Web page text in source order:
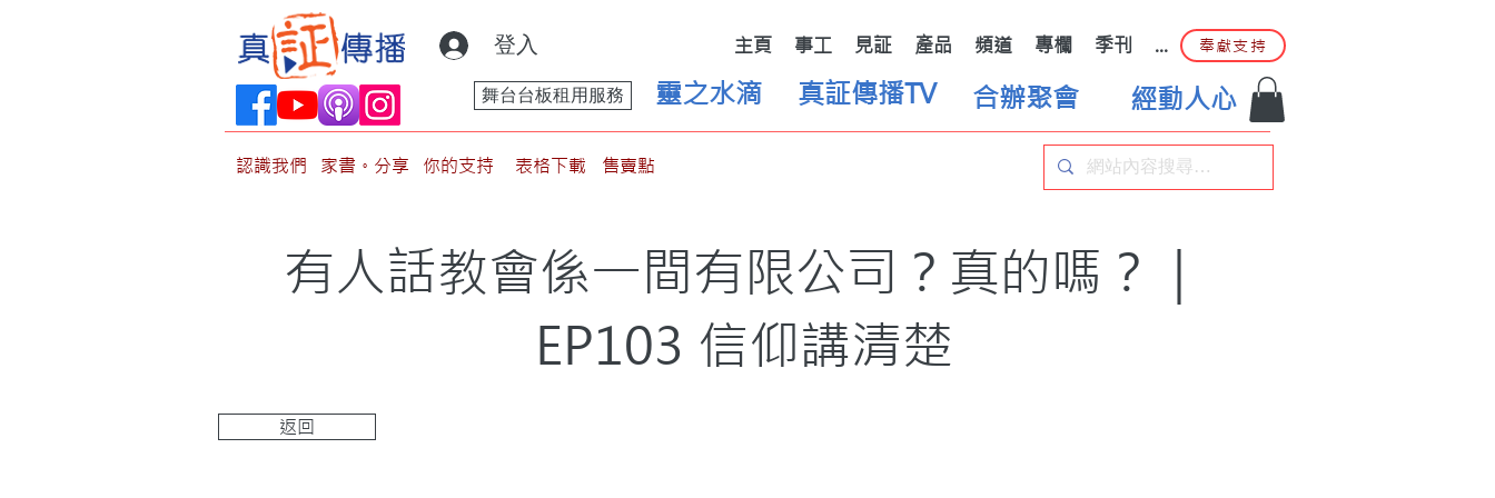
登入 主頁 事工 見証 產品 頻道 專欄 季刊 ... 奉獻支持
靈之水滴
舞台台板租用服務 真証傳播TV 合辦聚會 經動人心
認識我們 家書。分享 你的支持 表格下載 售賣點
有人話教會係一間有限公司？真的嗎？｜
EP103 信仰講清楚
返回